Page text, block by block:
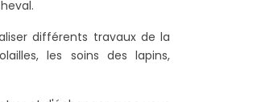
différents travaux de la
les soins des lapins,